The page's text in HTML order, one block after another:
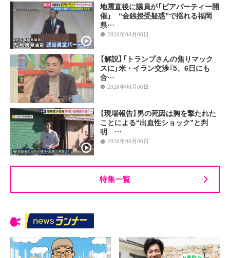
地震直後に議員が「ビアパーティー開
催」 “金銭授受疑惑”で揺れる福岡
県…
2026年08月06日
【解説】「トランプさんの焦りマック
スに」米・イラン交渉『5、6日にも
合…
2026年08月06日
【現場報告】男の死因は胸を撃たれた
ことによる“出血性ショック”と判
明 …
2026年08月06日
特集一覧